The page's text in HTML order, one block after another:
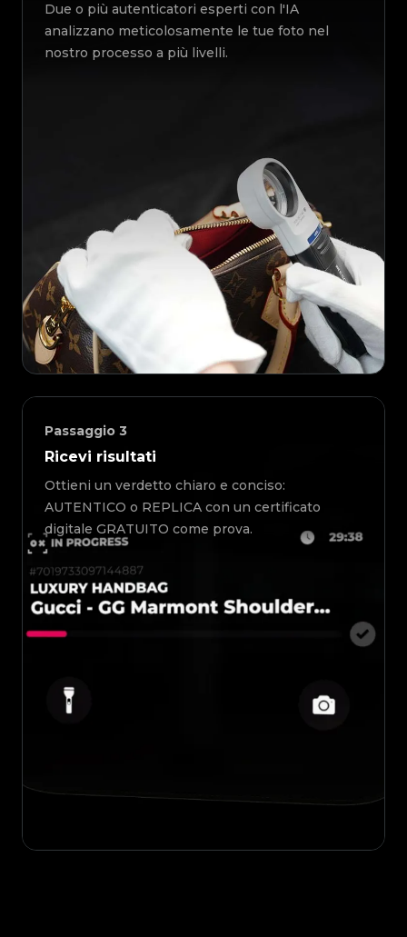
Due o più autenticatori esperti con l'IA
analizzano meticolosamente le tue foto nel
nostro processo a più livelli.
Passaggio 3
Ricevi risultati
Ottieni un verdetto chiaro e conciso:
AUTENTICO o REPLICA con un certificato
digitale GRATUITO come prova.